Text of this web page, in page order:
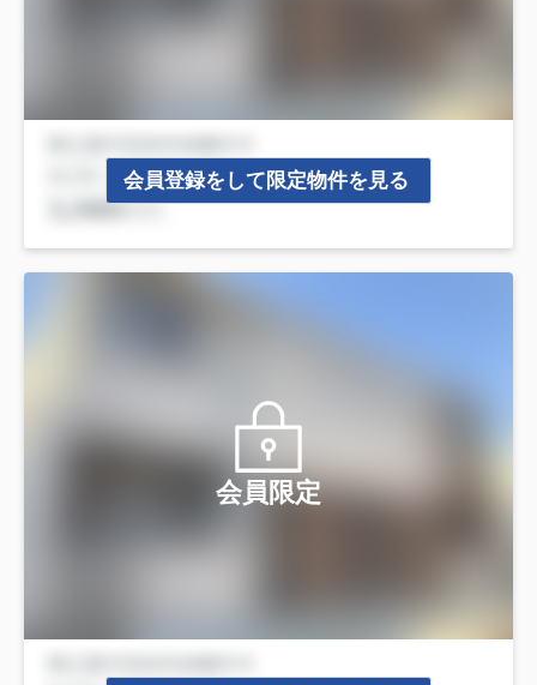
会員登録をして限定物件を見る
会員限定